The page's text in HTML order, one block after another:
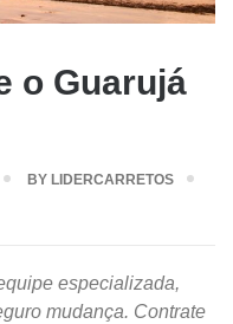
o Guarujá
BY LIDERCARRETOS
especializada,
mudança. Contrate